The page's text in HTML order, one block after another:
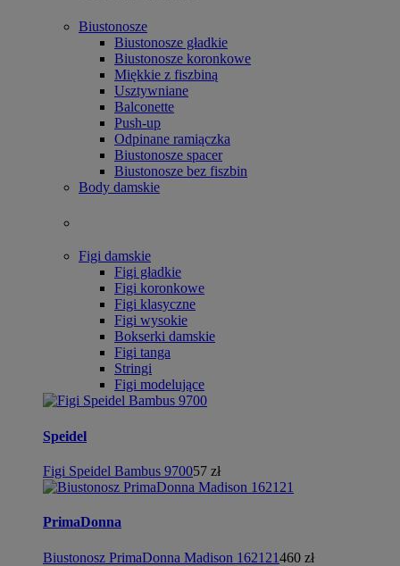
Biustonosze
Biustonosze gładkie
Biustonosze koronkowe
Miękkie z fiszbiną
Usztywniane
Balconette
Push-up
Odpinane ramiączka
Biustonosze spacer
Biustonosze bez fiszbin
Body damskie
Figi damskie
Figi gładkie
Figi koronkowe
Figi klasyczne
Figi wysokie
Bokserki damskie
Figi tanga
Stringi
Figi modelujące
Speidel
Figi Speidel Bambus 970057 zł
PrimaDonna
Biustonosz PrimaDonna Madison 162121460 zł